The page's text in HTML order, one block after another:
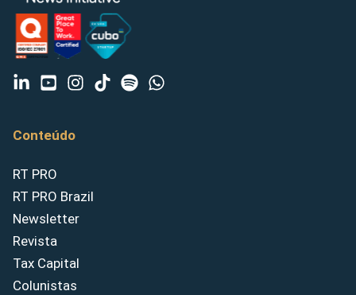
Conteúdo
RT PRO
RT PRO Brazil
Newsletter
Revista
Tax Capital
Colunistas